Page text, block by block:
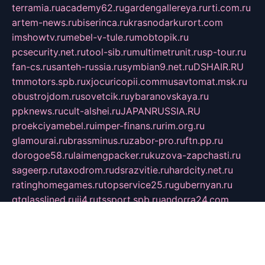
terramia.ruacademy62.rugardengallereya.rurti.com.ru
artem-news.rubiserinca.rukrasnodarkurort.com
imshowtv.rumebel-v-tule.rumobtopik.ru
pcsecurity.net.rutool-sib.rumultimetrunit.rusp-tour.ru
fan-cs.rusanteh-russia.rusymbian9.net.ruDSHAIR.RU
tmmotors.spb.ruxjocuricopii.commusavtomat.msk.ru
obustrojdom.rusovetcik.ruybaranovskaya.ru
ppknews.rucult-alshei.ruJAPANRUSSIA.RU
proekciyamebel.ruimper-finans.rurim.org.ru
glamourai.rubrassminus.ruzabor-pro.ruftn.pp.ru
dorogoe58.rulaimengpacker.rukuzova-zapchasti.ru
sageerp.rutaxodrom.rudsrazvitie.ruhardcity.net.ru
ratinghomegames.rutopservice25.rugubernyan.ru
gtglasslined.ruii4.rutssport.spb.ruandorra24.com